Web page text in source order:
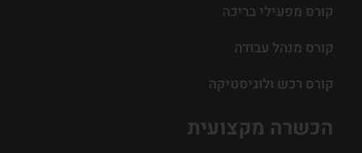
הכשרה מקצועית
קורס מפעילי בריכה
קורס מנהל עבודה
קורס רכש ולוגיסטיקה